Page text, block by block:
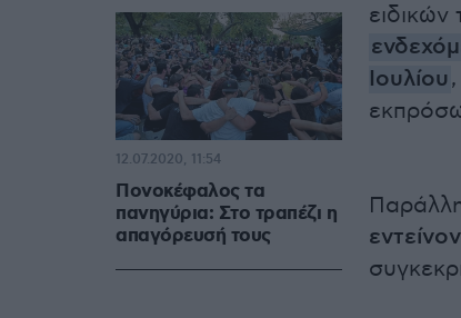
Ιουλίου,
Πονοκέφαλος τα
πανηγύρια: Στο τραπέζι η
απαγόρευσή τους
12.07.2020, 11:54